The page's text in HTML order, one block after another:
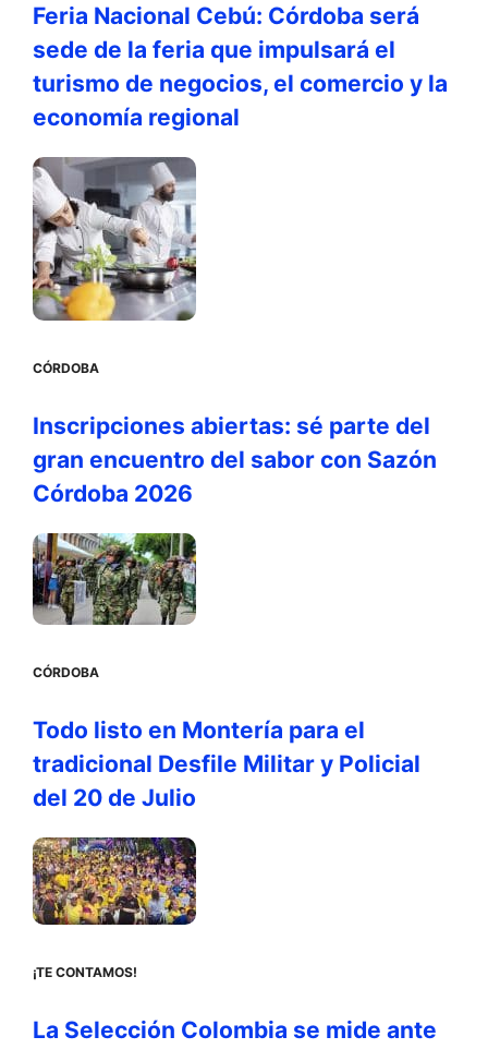
Feria Nacional Cebú: Córdoba será
sede de la feria que impulsará el
turismo de negocios, el comercio y la
economía regional
CÓRDOBA
Inscripciones abiertas: sé parte del
gran encuentro del sabor con Sazón
Córdoba 2026
CÓRDOBA
Todo listo en Montería para el
tradicional Desfile Militar y Policial
del 20 de Julio
¡TE CONTAMOS!
La Selección Colombia se mide ante